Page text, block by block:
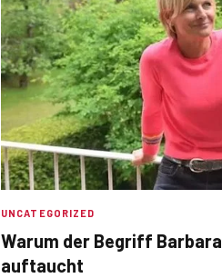
UNCATEGORIZED
Warum der Begriff
auftaucht